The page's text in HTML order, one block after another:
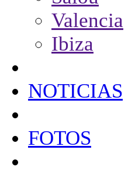
Valencia
Ibiza
NOTICIAS
FOTOS